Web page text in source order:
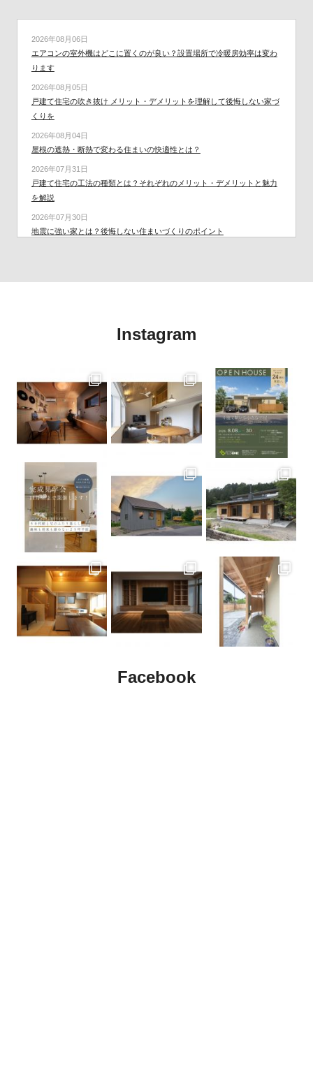
2026年08月06日
エアコンの室外機はどこに置くのが良い？設置場所で冷暖房効率は変わ
ります
2026年08月05日
戸建て住宅の吹き抜け メリット・デメリットを理解して後悔しない家づ
くりを
2026年08月04日
屋根の遮熱・断熱で変わる住まいの快適性とは？
2026年07月31日
戸建て住宅の工法の種類とは？それぞれのメリット・デメリットと魅力
を解説
2026年07月30日
地震に強い家とは？後悔しない住まいづくりのポイント
愛媛県の週末住宅イベントのご案内です！2026-07-25(土)～2026-07-
2026年07月23日
住宅を購入する人は何歳が多い？年齢別の購入理由と後悔しない家づく
り
2026年07月22日
夏でも涼しい家 快適に暮らすための6つのポイント
2026年07月21日
回遊動線の間取りとは？家事も暮らしも快適になる家づくりのポイント
2026年07月17日
愛媛県の週末住宅イベントのご案内です！2026-07-18(土)～2026-07-
20(月)
2026年07月16日
住まいの夏の暑さ対策｜快適に過ごすための6つのポイント
2026年07月15日
後悔しない土地選びとは？購入前に確認したい6つのポイント
2026年07月14日
家づくり、どうやって調べる？失敗しない情報収集のポイントを解説
Instagram
Facebook